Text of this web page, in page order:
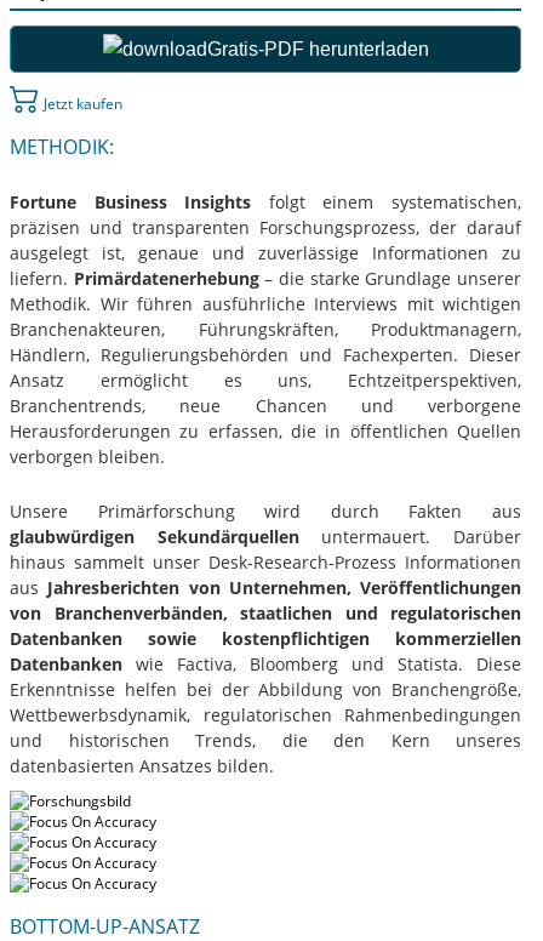
Gratis-PDF herunterladen
Jetzt kaufen
METHODIK:
Fortune Business Insights folgt einem systematischen,
präzisen und transparenten Forschungsprozess, der darauf
ausgelegt ist, genaue und zuverlässige Informationen zu
liefern. Primärdatenerhebung– die starke Grundlage unserer
Methodik. Wir führen ausführliche Interviews mit wichtigen
Branchenakteuren, Führungskräften, Produktmanagern,
Händlern, Regulierungsbehörden und Fachexperten. Dieser
Ansatz ermöglicht es uns, Echtzeitperspektiven,
Branchentrends, neue Chancen und verborgene
Herausforderungen zu erfassen, die in öffentlichen Quellen
verborgen bleiben.
Unsere Primärforschung wird durch Fakten aus
glaubwürdigen Sekundärquellenuntermauert. Darüber
hinaus sammelt unser Desk-Research-Prozess Informationen
aus Jahresberichten von Unternehmen, Veröffentlichungen
von Branchenverbänden, staatlichen und regulatorischen
Datenbanken sowie kostenpflichtigen kommerziellen
Datenbanken wie Factiva, Bloomberg und Statista. Diese
Erkenntnisse helfen bei der Abbildung von Branchengröße,
Wettbewerbsdynamik, regulatorischen Rahmenbedingungen
und historischen Trends, die den Kern unseres
datenbasierten Ansatzes bilden.
BOTTOM-UP-ANSATZ